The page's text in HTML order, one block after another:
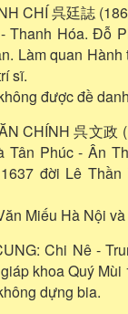
CHÍ 呉廷誌
Thanh Hóa. Đỗ
Làm quan
sĩ.
được đề
CHÍNH 呉文政
Tân Phúc - Ân
đời Lê Thần
Miếu Hà Nội
Chi Nê -
khoa Quý Mùi
dựng bia.